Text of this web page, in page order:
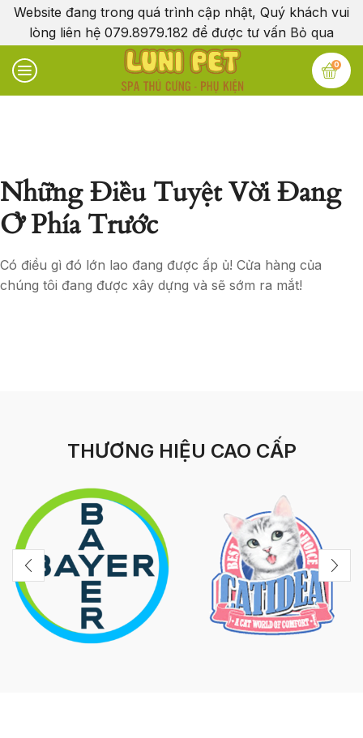
Website đang trong quá trình cập nhật, Quý khách vui
lòng liên hệ 079.8979.182 để được tư vấn Bỏ qua
0
Những Điều Tuyệt Vời Đang
Ở Phía Trước
Có điều gì đó lớn lao đang được ấp ủ! Cửa hàng của
chúng tôi đang được xây dựng và sẽ sớm ra mắt!
THƯƠNG HIỆU CAO CẤP